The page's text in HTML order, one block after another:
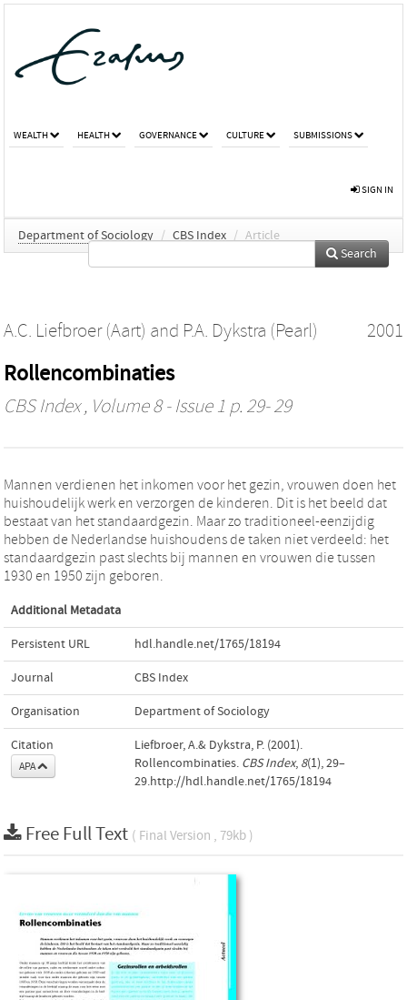
WEALTH HEALTH GOVERNANCE CULTURE SUBMISSIONS
SIGN IN
Department of Sociology / CBS Index / Article
Search
A.C. Liefbroer (Aart) and P.A. Dykstra (Pearl) 2001
Rollencombinaties
CBS Index, Volume 8 - Issue 1 p. 29- 29
Mannen verdienen het inkomen voor het gezin, vrouwen doen het
huishoudelijk werk en verzorgen de kinderen. Dit is het beeld dat
bestaat van het standaardgezin. Maar zo traditioneel-eenzijdig
hebben de Nederlandse huishoudens de taken niet verdeeld: het
standaardgezin past slechts bij mannen en vrouwen die tussen
1930 en 1950 zijn geboren.
Additional Metadata
Persistent URL hdl.handle.net/1765/18194
Journal CBS Index
Organisation Department of Sociology
Citation
APA
Liefbroer, A.& Dykstra, P. (2001).
Rollencombinaties. CBS Index, 8(1), 29–
29.http://hdl.handle.net/1765/18194
Free Full Text ( Final Version , 79kb )